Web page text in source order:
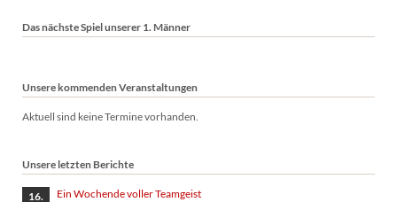
Das nächste Spiel unserer 1. Männer
Unsere kommenden Veranstaltungen
Aktuell sind keine Termine vorhanden.
Unsere letzten Berichte
16. Ein Wochende voller Teamgeist